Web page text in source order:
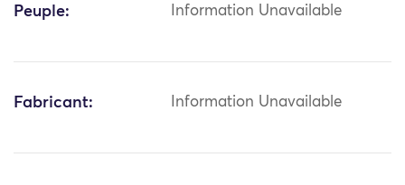
Peuple: Information Unavailable
Fabricant: Information Unavailable